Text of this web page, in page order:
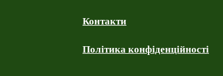
Контакти
Політика конфіденційності